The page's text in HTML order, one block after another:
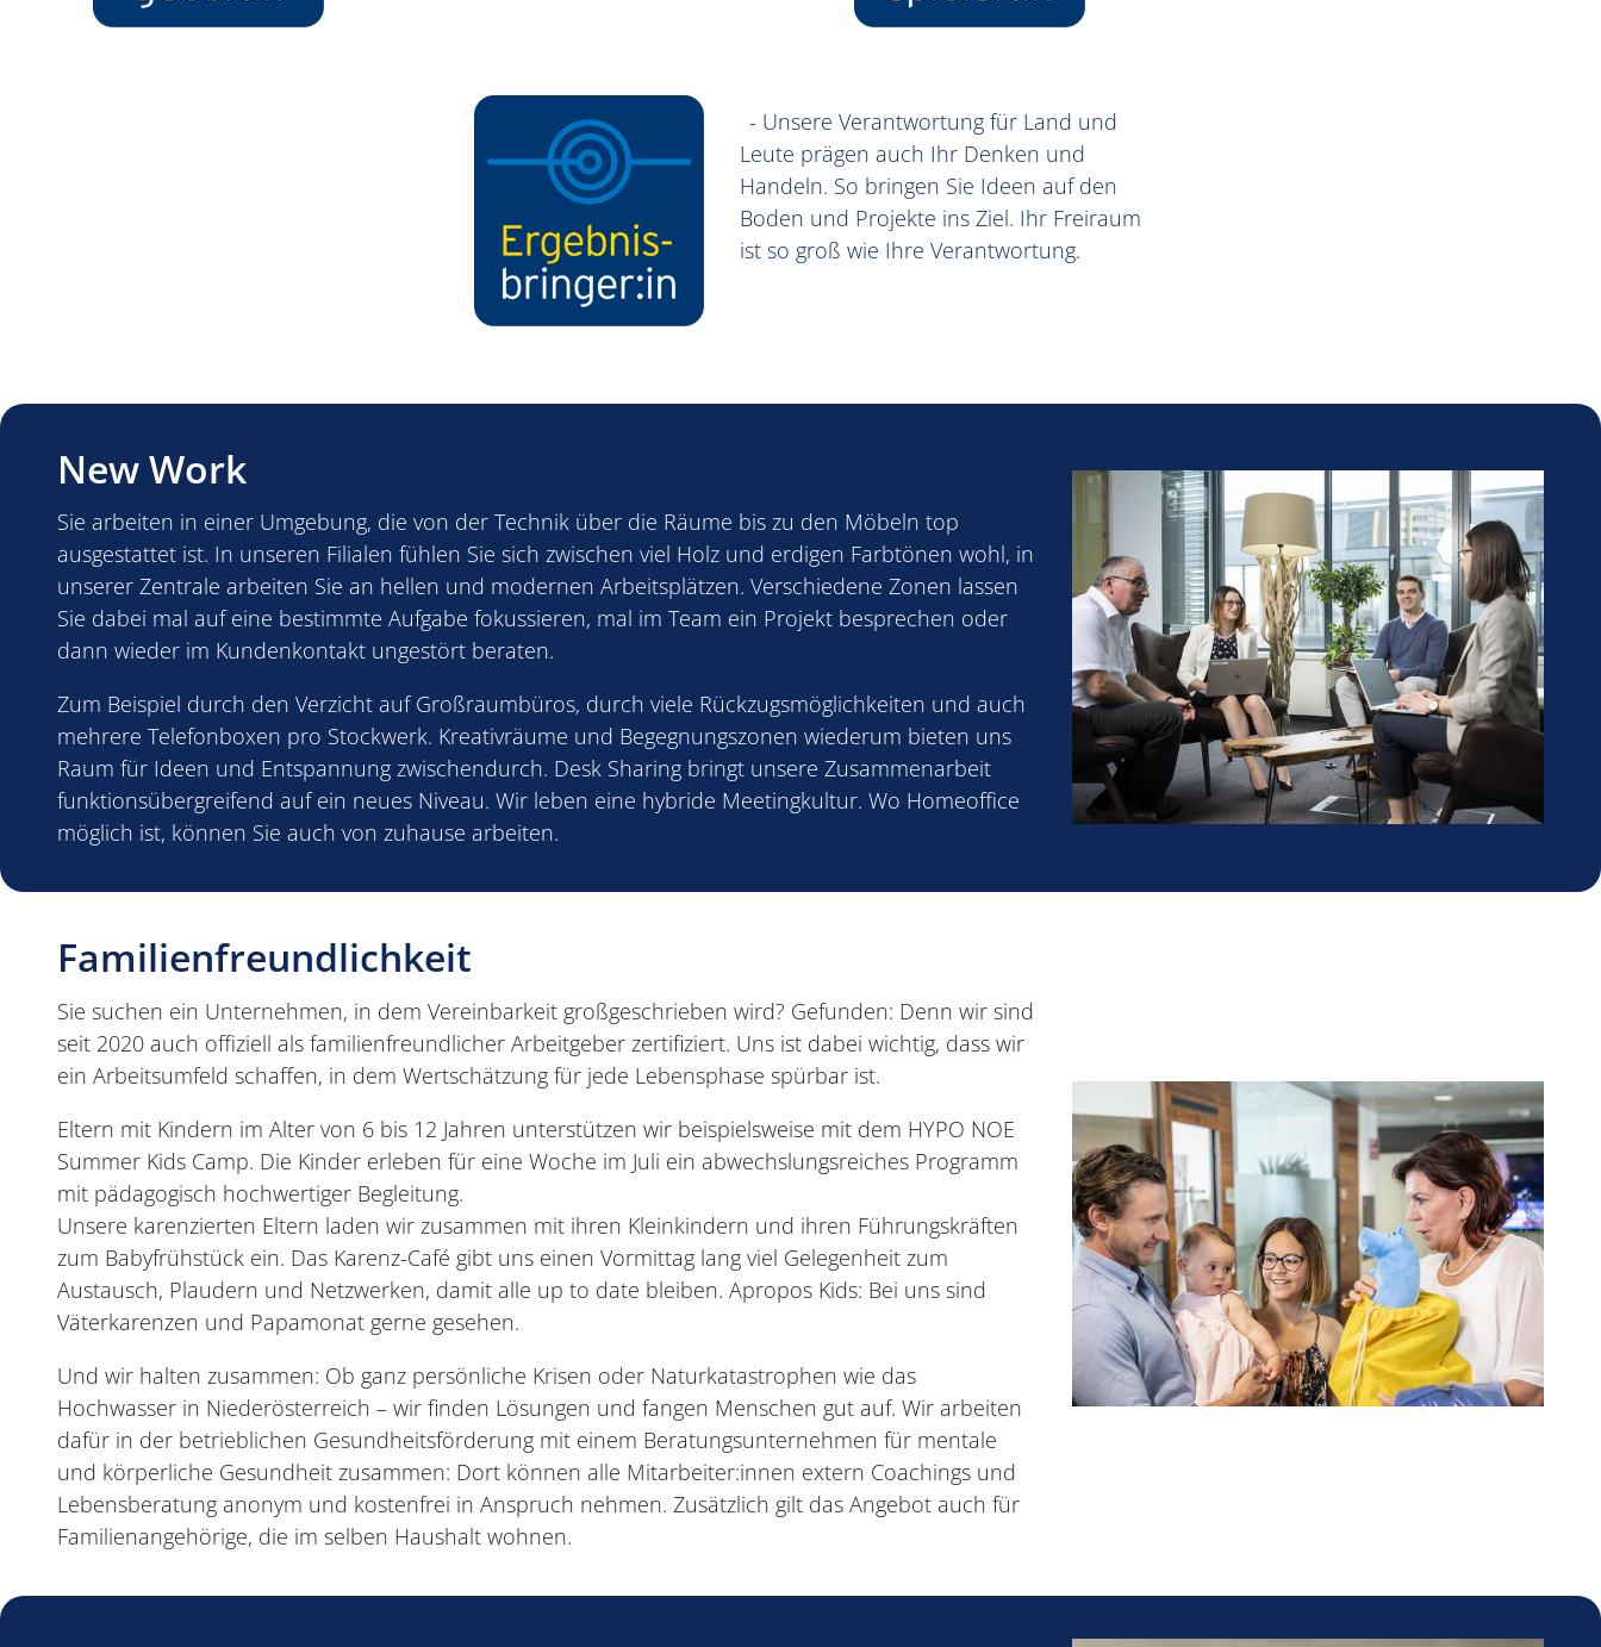
- Unsere Verantwortung für Land und
Leute prägen auch Ihr Denken und
Handeln. So bringen Sie Ideen auf den
Boden und Projekte ins Ziel. Ihr Freiraum
ist so groß wie Ihre Verantwortung.
New Work
Sie arbeiten in einer Umgebung, die von der Technik über die Räume bis zu den Möbeln top
ausgestattet ist. In unseren Filialen fühlen Sie sich zwischen viel Holz und erdigen Farbtönen wohl, in
unserer Zentrale arbeiten Sie an hellen und modernen Arbeitsplätzen. Verschiedene Zonen lassen
Sie dabei mal auf eine bestimmte Aufgabe fokussieren, mal im Team ein Projekt besprechen oder
dann wieder im Kundenkontakt ungestört beraten.
Zum Beispiel durch den Verzicht auf Großraumbüros, durch viele Rückzugsmöglichkeiten und auch
mehrere Telefonboxen pro Stockwerk. Kreativräume und Begegnungszonen wiederum bieten uns
Raum für Ideen und Entspannung zwischendurch. Desk Sharing bringt unsere Zusammenarbeit
funktionsübergreifend auf ein neues Niveau. Wir leben eine hybride Meetingkultur. Wo Homeoffice
möglich ist, können Sie auch von zuhause arbeiten.
Familienfreundlichkeit
Sie suchen ein Unternehmen, in dem Vereinbarkeit großgeschrieben wird? Gefunden: Denn wir sind
seit 2020 auch offiziell als familienfreundlicher Arbeitgeber zertifiziert. Uns ist dabei wichtig, dass wir
ein Arbeitsumfeld schaffen, in dem Wertschätzung für jede Lebensphase spürbar ist.
Eltern mit Kindern im Alter von 6 bis 12 Jahren unterstützen wir beispielsweise mit dem HYPO NOE
Summer Kids Camp. Die Kinder erleben für eine Woche im Juli ein abwechslungsreiches Programm
mit pädagogisch hochwertiger Begleitung.
Unsere karenzierten Eltern laden wir zusammen mit ihren Kleinkindern und ihren Führungskräften
zum Babyfrühstück ein. Das Karenz-Café gibt uns einen Vormittag lang viel Gelegenheit zum
Austausch, Plaudern und Netzwerken, damit alle up to date bleiben. Apropos Kids: Bei uns sind
Väterkarenzen und Papamonat gerne gesehen.
Und wir halten zusammen: Ob ganz persönliche Krisen oder Naturkatastrophen wie das
Hochwasser in Niederösterreich – wir finden Lösungen und fangen Menschen gut auf. Wir arbeiten
dafür in der betrieblichen Gesundheitsförderung mit einem Beratungsunternehmen für mentale
und körperliche Gesundheit zusammen: Dort können alle Mitarbeiter:innen extern Coachings und
Lebensberatung anonym und kostenfrei in Anspruch nehmen. Zusätzlich gilt das Angebot auch für
Familienangehörige, die im selben Haushalt wohnen.